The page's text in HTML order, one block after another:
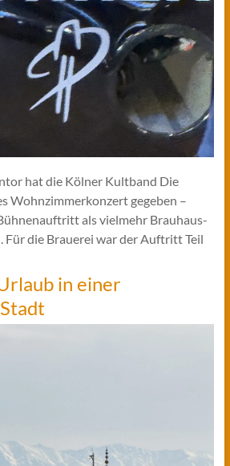
hat die Kölner Kultband Die
Wohnzimmerkonzert gegeben –
als vielmehr Brauhaus-
Für die Brauerei war der Auftritt Teil
in einer